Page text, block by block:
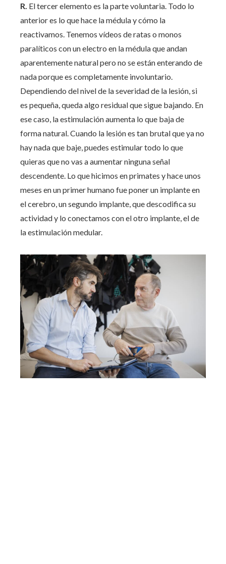
R. El tercer elemento es la parte voluntaria. Todo lo
anterior es lo que hace la médula y cómo la
reactivamos. Tenemos vídeos de ratas o monos
paralíticos con un electro en la médula que andan
aparentemente natural pero no se están enterando de
nada porque es completamente involuntario.
Dependiendo del nivel de la severidad de la lesión, si
es pequeña, queda algo residual que sigue bajando. En
ese caso, la estimulación aumenta lo que baja de
forma natural. Cuando la lesión es tan brutal que ya no
hay nada que baje, puedes estimular todo lo que
quieras que no vas a aumentar ninguna señal
descendente. Lo que hicimos en primates y hace unos
meses en un primer humano fue poner un implante en
el cerebro, un segundo implante, que descodifica su
actividad y lo conectamos con el otro implante, el de
la estimulación medular.